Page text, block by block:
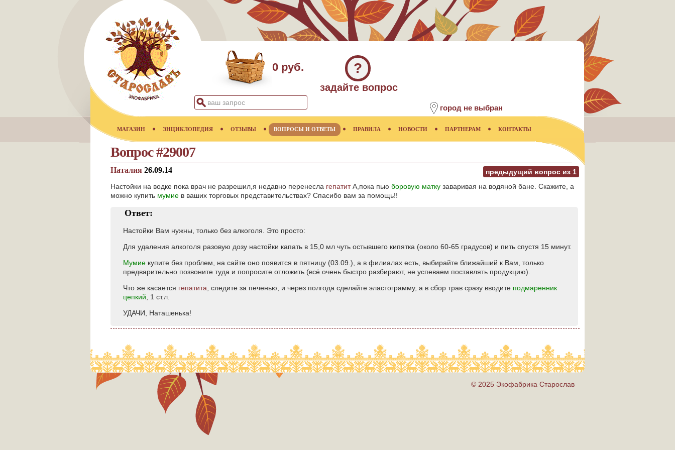
0 руб. ?
задайте вопрос
город не выбран
МАГАЗИН ЭНЦИКЛОПЕДИЯ ОТЗЫВЫ ВОПРОСЫ И ОТВЕТЫ ПРАВИЛА НОВОСТИ ПАРТНЕРАМ КОНТАКТЫ
Вопрос #29007
предыдущий вопрос из 1
Наталия 26.09.14
Настойки на водке пока врач не разрешил,я недавно перенесла гепатитА,пока пью боровую матку заваривая на водяной бане. Скажите, а
можно купить мумие в ваших торговых представительствах? Спасибо вам за помощь!!
Ответ:
Настойки Вам нужны, только без алкоголя. Это просто:
Для удаления алкоголя разовую дозу настойки капать в 15,0 мл чуть остывшего кипятка (около 60-65 градусов) и пить спустя 15 минут.
Мумие купите без проблем, на сайте оно появится в пятницу (03.09.), а в филиалах есть, выбирайте ближайший к Вам, только
предварительно позвоните туда и попросите отложить (всё очень быстро разбирают, не успеваем поставлять продукцию).
Что же касается гепатита , следите за печенью, и через полгода сделайте эластограмму, а в сбор трав сразу вводите подмаренник
цепкий , 1 ст.л.
УДАЧИ, Наташенька!
© 2025 Экофабрика Старослав